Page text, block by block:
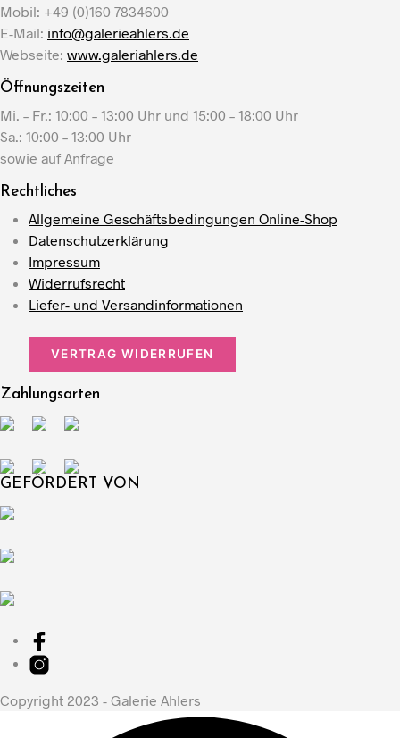
Mobil: +49 (0)160 7834600
E-Mail: info@galerieahlers.de
Webseite: www.galeriahlers.de
Öffnungszeiten
Mi. – Fr.: 10:00 – 13:00 Uhr und 15:00 – 18:00 Uhr
Sa.: 10:00 – 13:00 Uhr
sowie auf Anfrage
Rechtliches
Allgemeine Geschäftsbedingungen Online-Shop
Datenschutzerklärung
Impressum
Widerrufsrecht
Liefer- und Versandinformationen
VERTRAG WIDERRUFEN
Zahlungsarten
GEFÖRDERT VON
Copyright 2023 - Galerie Ahlers